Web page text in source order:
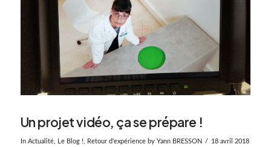
Un projet vidéo, ça se prépare !
In Actualité, Le Blog ! Retour d'expérienceby Yann BRESSON 18 avril 2018